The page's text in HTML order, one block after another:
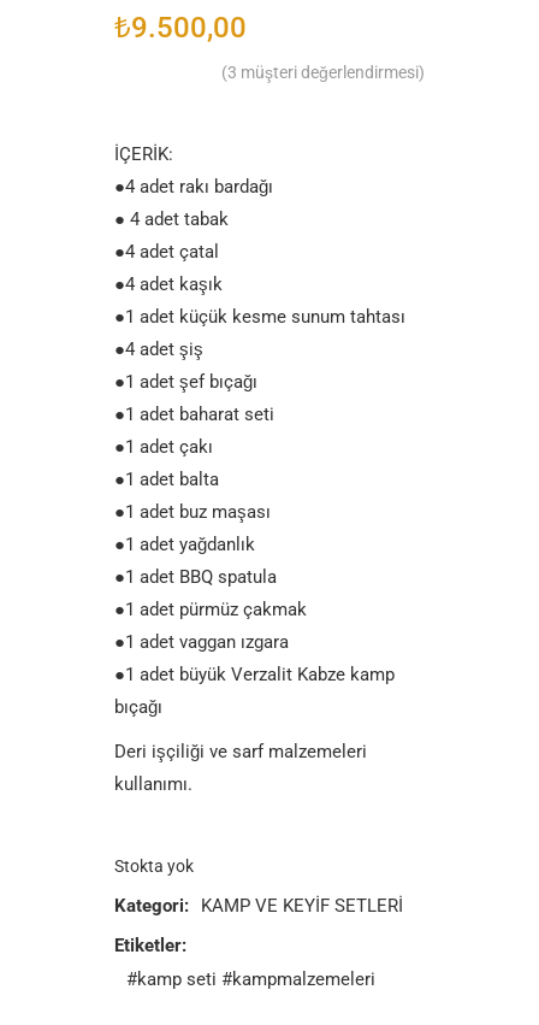
₺9.500,00
(3 müşteri değerlendirmesi)
İÇERİK:
●4 adet rakı bardağı
● 4 adet tabak
●4 adet çatal
●4 adet kaşık
●1 adet küçük kesme sunum tahtası
●4 adet şiş
●1 adet şef bıçağı
●1 adet baharat seti
●1 adet çakı
●1 adet balta
●1 adet buz maşası
●1 adet yağdanlık
●1 adet BBQ spatula
●1 adet pürmüz çakmak
●1 adet vaggan ızgara
●1 adet büyük Verzalit Kabze kamp
bıçağı
Deri işçiliği ve sarf malzemeleri
kullanımı.
Stokta yok
Kategori:
KAMP VE KEYİF SETLERİ
Etiketler:
#kamp seti #kampmalzemeleri